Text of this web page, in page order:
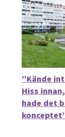
”Kände
Hiss
hade det